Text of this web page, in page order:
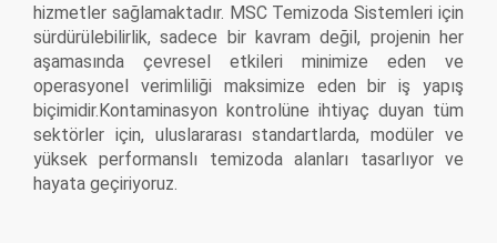
hizmetler sağlamaktadır. MSC Temizoda Sistemleri için
sürdürülebilirlik, sadece bir kavram değil, projenin her
aşamasında çevresel etkileri minimize eden ve
operasyonel verimliliği maksimize eden bir iş yapış
biçimidir.Kontaminasyon kontrolüne ihtiyaç duyan tüm
sektörler için, uluslararası standartlarda, modüler ve
yüksek performanslı temizoda alanları tasarlıyor ve
hayata geçiriyoruz.